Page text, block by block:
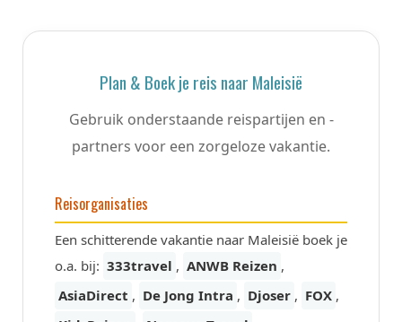
Plan & Boek je reis naar Maleisië
Gebruik onderstaande reispartijen en -
partners voor een zorgeloze vakantie.
Reisorganisaties
Een schitterende vakantie naar Maleisië boek je
o.a. bij: 333travel , ANWB Reizen ,
AsiaDirect , De Jong Intra , Djoser , FOX ,